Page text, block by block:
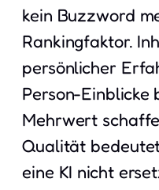
kein Buzzword
Rankingfaktor.
persönlicher
Person-Einblicke
Mehrwert
Qualität
eine KI nicht